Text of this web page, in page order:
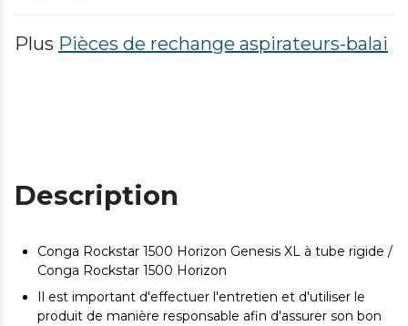
Plus Pièces de rechange aspirateurs-balai
Description
Conga Rockstar 1500 Horizon Genesis XL à tube rigide /
Conga Rockstar 1500 Horizon
Il est important d'effectuer l'entretien et d'utiliser le
produit de manière responsable afin d'assurer son bon